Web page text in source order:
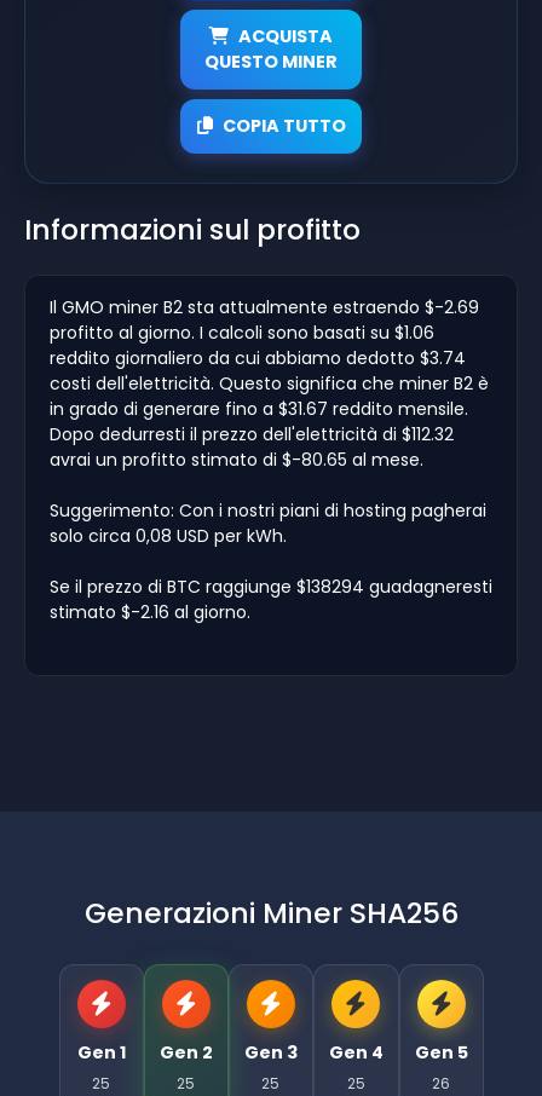
ACQUISTA
QUESTO MINER
COPIA TUTTO
Informazioni sul profitto
Il GMO miner B2 sta attualmente estraendo $-2.69
profitto al giorno. I calcoli sono basati su $1.06
reddito giornaliero da cui abbiamo dedotto $3.74
costi dell'elettricità. Questo significa che miner B2 è
in grado di generare fino a $31.67 reddito mensile.
Dopo dedurresti il prezzo dell'elettricità di $112.32
avrai un profitto stimato di $-80.65 al mese.
Suggerimento: Con i nostri piani di hosting pagherai
solo circa 0,08 USD per kWh.
Se il prezzo di BTC raggiunge $138294 guadagneresti
stimato $-2.16 al giorno.
Generazioni Miner SHA256
Gen 1
25
Gen 2
25
Gen 3
25
Gen 4
25
Gen 5
26